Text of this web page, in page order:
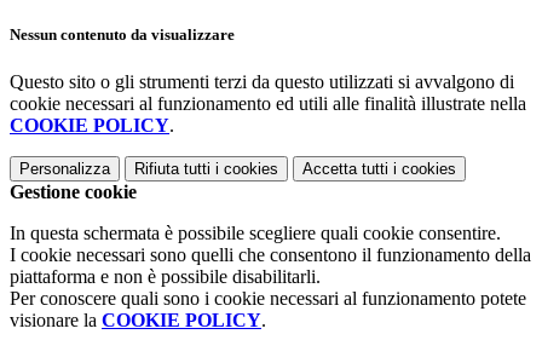
Nessun contenuto da visualizzare
Questo sito o gli strumenti terzi da questo utilizzati si avvalgono di
cookie necessari al funzionamento ed utili alle finalità illustrate nella
COOKIE POLICY.
Personalizza Rifiuta tutti i cookies Accetta tutti i cookies
Gestione cookie
In questa schermata è possibile scegliere quali cookie consentire.
I cookie necessari sono quelli che consentono il funzionamento della
piattaforma e non è possibile disabilitarli.
Per conoscere quali sono i cookie necessari al funzionamento potete
visionare la COOKIE POLICY.